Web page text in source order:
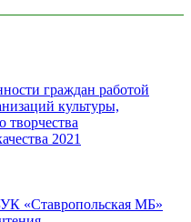
граждан работой
культуры,
творчества
2021
«Ставропольская МБ»